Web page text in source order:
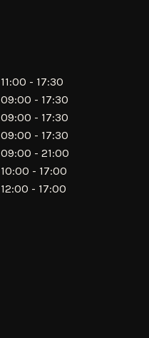
11:00 - 17:30
09:00 - 17:30
09:00 - 17:30
09:00 - 17:30
09:00 - 21:00
10:00 - 17:00
12:00 - 17:00